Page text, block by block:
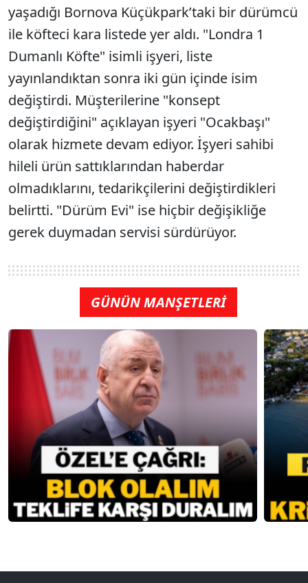
yaşadığı Bornova Küçükpark’taki bir dürümcü
ile köfteci kara listede yer aldı. "Londra 1
Dumanlı Köfte" isimli işyeri, liste
yayınlandıktan sonra iki gün içinde isim
değiştirdi. Müşterilerine "konsept
değiştirdiğini" açıklayan işyeri "Ocakbaşı"
olarak hizmete devam ediyor. İşyeri sahibi
hileli ürün sattıklarından haberdar
olmadıklarını, tedarikçilerini değiştirdikleri
belirtti. "Dürüm Evi" ise hiçbir değişikliğe
gerek duymadan servisi sürdürüyor.
GÜNÜN MANŞETLERİ